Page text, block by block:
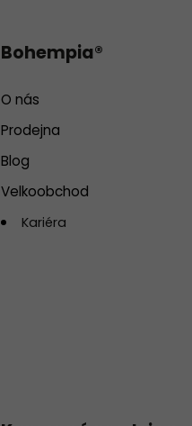
Bohempia®
O nás
Prodejna
Blog
Velkoobchod
Kariéra